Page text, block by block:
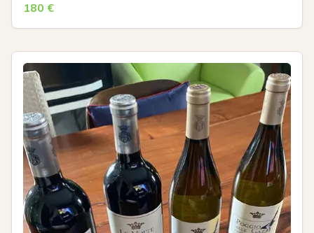
180 €